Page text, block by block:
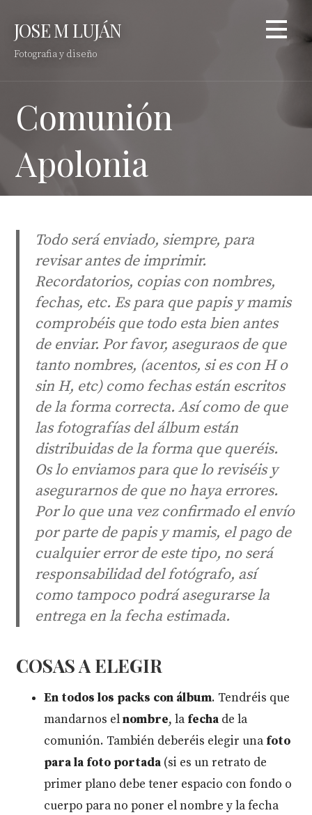
contenido
JOSE M LUJÁN
Fotografia y diseño
Comunión
Apolonia
Todo será enviado, siempre, para
revisar antes de imprimir.
Recordatorios, copias con nombres,
fechas, etc. Es para que papis y mamis
comprobéis que todo esta bien antes
de enviar. Por favor, aseguraos de que
tanto nombres, (acentos, si es con H o
sin H, etc) como fechas están escritos
de la forma correcta. Así como de que
las fotografías del álbum están
distribuidas de la forma que queréis.
Os lo enviamos para que lo reviséis y
asegurarnos de que no haya errores.
Por lo que una vez confirmado el envío
por parte de papis y mamis, el pago de
cualquier error de este tipo, no será
responsabilidad del fotógrafo, así
como tampoco podrá asegurarse la
entrega en la fecha estimada.
COSAS A ELEGIR
En todos los packs con álbum. Tendréis que
mandarnos elnombre, la fecha de la
comunión. También deberéis elegir una foto
para la foto portada (si es un retrato de
primer plano debe tener espacio con fondo o
cuerpo para no poner el nombre y la fecha